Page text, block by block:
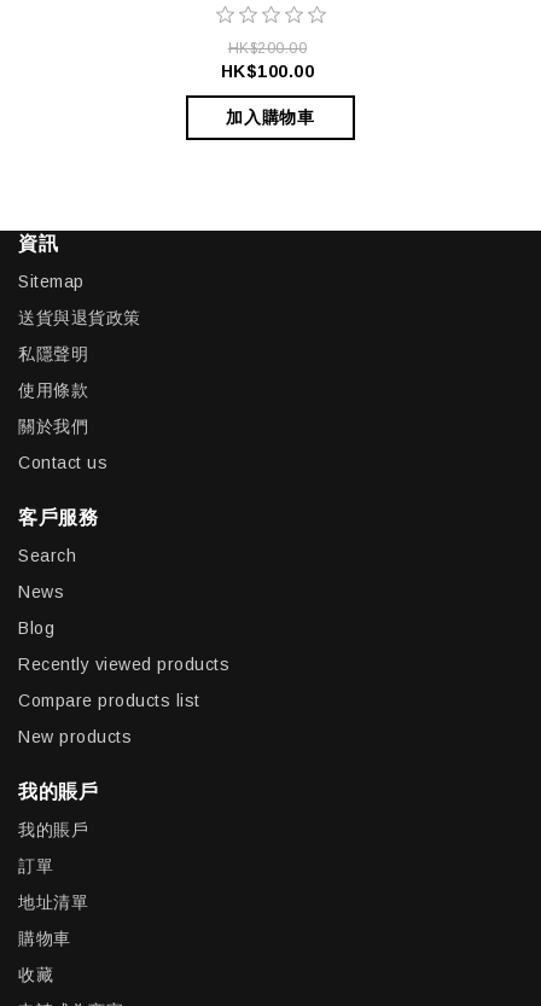
HK$200.00
HK$100.00
加入購物車
資訊
Sitemap
送貨與退貨政策
私隱聲明
使用條款
關於我們
Contact us
客戶服務
Search
News
Blog
Recently viewed products
Compare products list
New products
我的賬戶
我的賬戶
訂單
地址清單
購物車
收藏